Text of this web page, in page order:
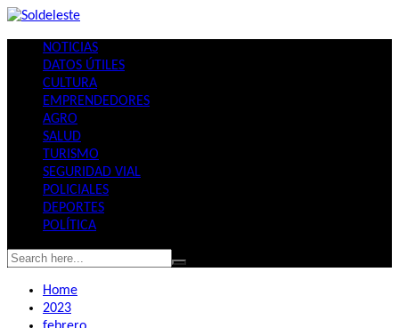
Skip
contentNOTICIAS
DATOS ÚTILES
CULTURA
EMPRENDEDORES
AGRO
SALUD
TURISMO
SEGURIDAD VIAL
POLICIALES
DEPORTES
POLÍTICA
Home
2023